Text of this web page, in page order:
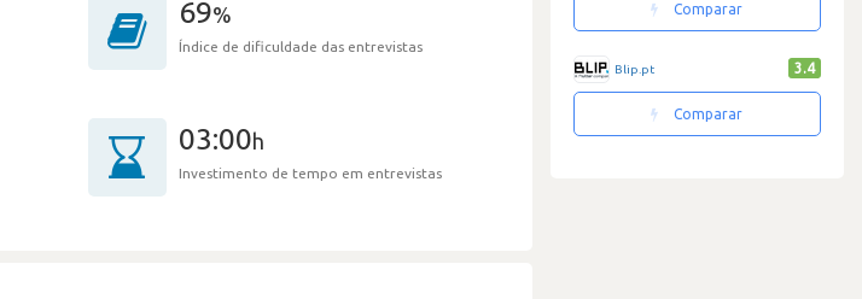
69%
Índice de dificuldade das entrevistas
03:00h
Investimento de tempo em entrevistas
Comparar
Blip.pt 3.4
Comparar